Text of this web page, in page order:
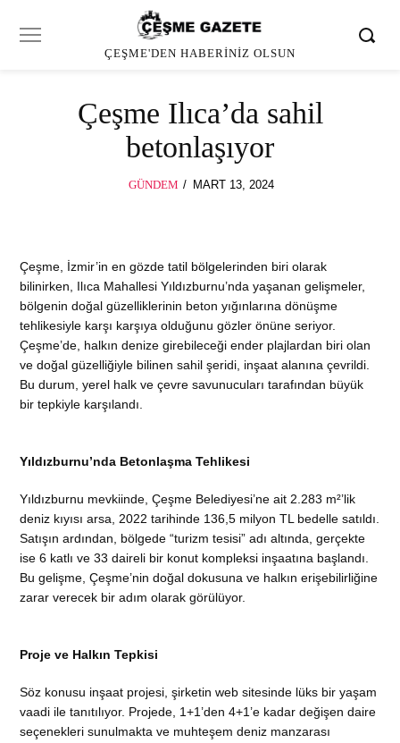
ÇEŞME'DEN HABERINIZ OLSUN
Çeşme Ilıca’da sahil
betonlaşıyor
GÜNDEM
POSTED
MART 13, 2024
Çeşme, İzmir’in en gözde tatil bölgelerinden biri olarak
bilinirken, Ilıca Mahallesi Yıldızburnu’nda yaşanan gelişmeler,
bölgenin doğal güzelliklerinin beton yığınlarına dönüşme
tehlikesiyle karşı karşıya olduğunu gözler önüne seriyor.
Çeşme’de, halkın denize girebileceği ender plajlardan biri olan
ve doğal güzelliğiyle bilinen sahil şeridi, inşaat alanına çevrildi.
Bu durum, yerel halk ve çevre savunucuları tarafından büyük
bir tepkiyle karşılandı.
Yıldızburnu’nda Betonlaşma Tehlikesi
Yıldızburnu mevkiinde, Çeşme Belediyesi’ne ait 2.283 m²’lik
deniz kıyısı arsa, 2022 tarihinde 136,5 milyon TL bedelle satıldı.
Satışın ardından, bölgede “turizm tesisi” adı altında, gerçekte
ise 6 katlı ve 33 daireli bir konut kompleksi inşaatına başlandı.
Bu gelişme, Çeşme’nin doğal dokusuna ve halkın erişebilirliğine
zarar verecek bir adım olarak görülüyor.
Proje ve Halkın Tepkisi
Söz konusu inşaat projesi, şirketin web sitesinde lüks bir yaşam
vaadi ile tanıtılıyor. Projede, 1+1’den 4+1’e kadar değişen daire
seçenekleri sunulmakta ve muhteşem deniz manzarası